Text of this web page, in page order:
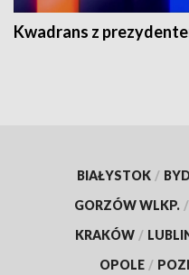
Kwadrans z
BIAŁYSTOK /
GORZÓW WLKP. /
KRAKÓW /
OPOLE /